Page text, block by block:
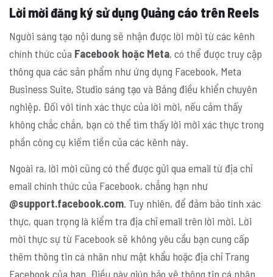
Lời mời đăng ký sử dụng Quảng cáo trên Reels
Người sáng tạo nội dung sẽ nhận được lời mời từ các kênh
chính thức của Facebook hoặc Meta, có thể được truy cập
thông qua các sản phẩm như ứng dụng Facebook, Meta
Business Suite, Studio sáng tạo và Bảng điều khiển chuyên
nghiệp. Đối với tính xác thực của lời mời, nếu cảm thấy
không chắc chắn, bạn có thể tìm thấy lời mời xác thực trong
phần công cụ kiếm tiền của các kênh này.
Ngoài ra, lời mời cũng có thể được gửi qua email từ địa chỉ
email chính thức của Facebook, chẳng hạn như
@support.facebook.com. Tuy nhiên, để đảm bảo tính xác
thực, quan trọng là kiểm tra địa chỉ email trên lời mời. Lời
mời thực sự từ Facebook sẽ không yêu cầu bạn cung cấp
thêm thông tin cá nhân như mật khẩu hoặc địa chỉ Trang
Facebook của bạn. Điều này giúp bảo vệ thông tin cá nhân